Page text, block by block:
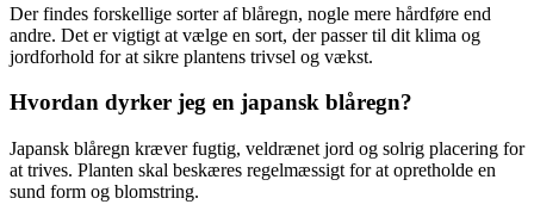
Der findes forskellige sorter af blåregn, nogle mere hårdføre end
andre. Det er vigtigt at vælge en sort, der passer til dit klima og
jordforhold for at sikre plantens trivsel og vækst.
Hvordan dyrker jeg en japansk blåregn?
Japansk blåregn kræver fugtig, veldrænet jord og solrig placering for
at trives. Planten skal beskæres regelmæssigt for at opretholde en
sund form og blomstring.